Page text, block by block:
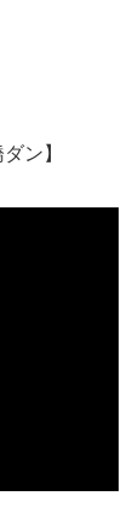
ン】